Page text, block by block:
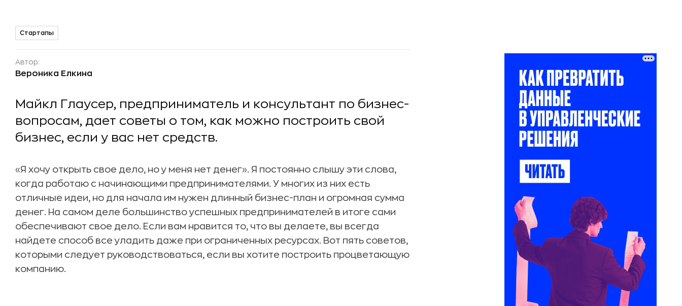
Стартапы
Автор:
Вероника Елкина
Майкл Глаусер, предприниматель и консультант по бизнес-
вопросам, дает советы о том, как можно построить свой
бизнес, если у вас нет средств.
«Я хочу открыть свое дело, но у меня нет денег». Я постоянно слышу эти слова,
когда работаю с начинающими предпринимателями. У многих из них есть
отличные идеи, но для начала им нужен длинный бизнес-план и огромная сумма
денег. На самом деле большинство успешных предпринимателей в итоге сами
обеспечивают свое дело. Если вам нравится то, что вы делаете, вы всегда
найдете способ все уладить даже при ограниченных ресурсах. Вот пять советов,
которыми следует руководствоваться, если вы хотите построить процветающую
компанию.